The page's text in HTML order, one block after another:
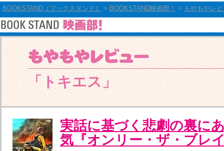
BOOKSTAND（ブックスタンド） > BOOKSTAND映画部！ > もやもやレ
「トキエス」
実話に基づく悲劇の裏に
気『オンリー・ザ・ブレ